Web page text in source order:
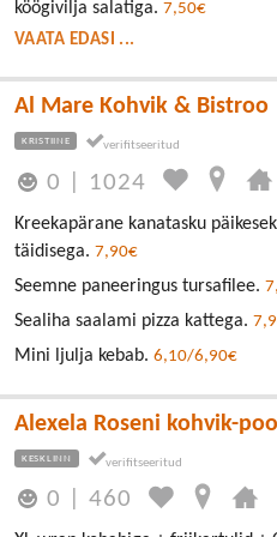
köögivilja salatiga. 7,50€
VAATA EDASI ...
Al Mare Kohvik & Bistroo
KRISTIINE
0 1024
Kreekapärane kanatasku
täidisega. 7,90€
Seemne paneeringus tursafilee.
Sealiha saalami pizza kattega.
Mini ljulja kebab. 6,10/6,90€
Alexela Roseni kohvik-
KESKLINN
0 |460